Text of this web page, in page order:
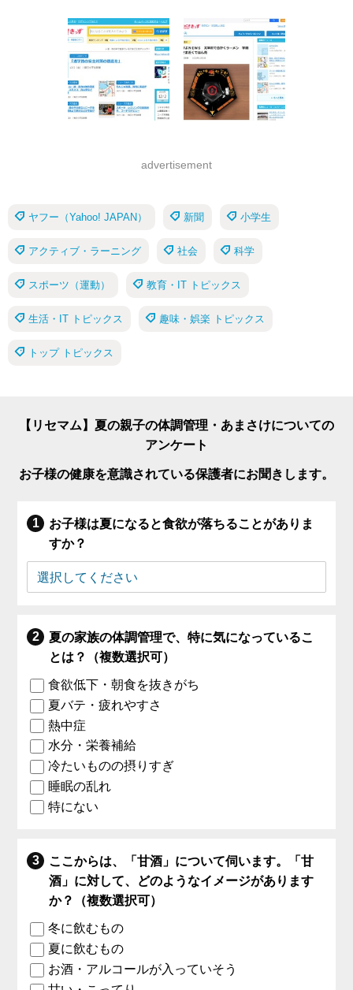
advertisement
ヤフー（Yahoo! JAPAN） 新聞 小学生
アクティブ・ラーニング 社会 科学
スポーツ（運動） 教育・IT トピックス
生活・IT トピックス 趣味・娯楽 トピックス
トップ トピックス
【リセマム】夏の親子の体調管理・あまさけについての
アンケート
お子様の健康を意識されている保護者にお聞きします。
お子様は夏になると食欲が落ちることがありま
すか？
夏の家族の体調管理で、特に気になっているこ
とは？（複数選択可）
食欲低下・朝食を抜きがち
夏バテ・疲れやすさ
熱中症
水分・栄養補給
冷たいものの摂りすぎ
睡眠の乱れ
特にない
ここからは、「甘酒」について伺います。「甘
酒」に対して、どのようなイメージがあります
か？（複数選択可）
冬に飲むもの
夏に飲むもの
お酒・アルコールが入っていそう